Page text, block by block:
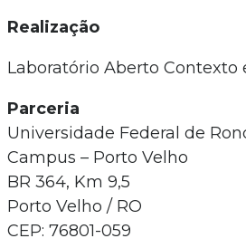
Realização
Laboratório Aberto Contexto
Parceria
Universidade Federal de
Campus – Porto Velho
BR 364, Km 9,5
Porto Velho / RO
CEP: 76801-059